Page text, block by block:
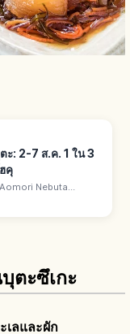
ะ: 2-7 ส.ค. 1 ใน 3
คุ
Nebuta
อาโอโมริ 2-7 ส.ค. ทุกปี
ตะซึเกะ
เลและผัก